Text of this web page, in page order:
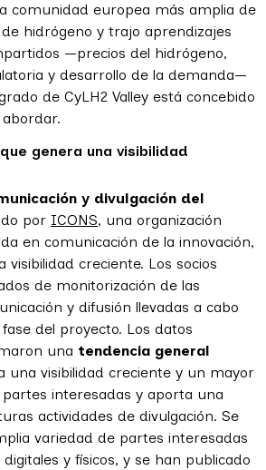
comunidad europea más amplia de
hidrógeno y trajo aprendizajes
—precios del hidrógeno,
y desarrollo de la demanda—
de CyLH2 Valley está concebido
genera una visibilidad
y divulgación del
por ICONS, una organización
en comunicación de la innovación,
visibilidad creciente. Los socios
de monitorización de las
y difusión llevadas a cabo
del proyecto. Los datos
una tendencia general
una visibilidad creciente y un mayor
interesadas y aporta una
actividades de divulgación. Se
variedad de partes interesadas
y físicos, y se han publicado